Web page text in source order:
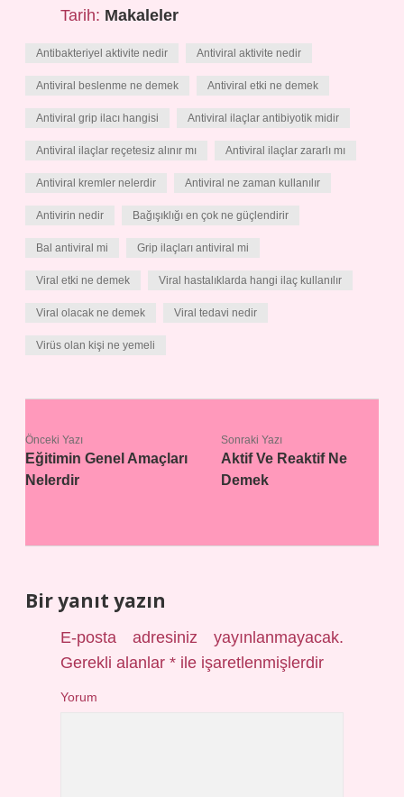
Tarih: Makaleler
Antibakteriyel aktivite nedir Antiviral aktivite nedir
Antiviral beslenme ne demek Antiviral etki ne demek
Antiviral grip ilacı hangisi Antiviral ilaçlar antibiyotik midir
Antiviral ilaçlar reçetesiz alınır mı Antiviral ilaçlar zararlı mı
Antiviral kremler nelerdir Antiviral ne zaman kullanılır
Antivirin nedir Bağışıklığı en çok ne güçlendirir
Bal antiviral mi Grip ilaçları antiviral mi
Viral etki ne demek Viral hastalıklarda hangi ilaç kullanılır
Viral olacak ne demek Viral tedavi nedir
Virüs olan kişi ne yemeli
Önceki Yazı
Eğitimin Genel Amaçları
Nelerdir
Sonraki Yazı
Aktif Ve Reaktif Ne
Demek
Bir yanıt yazın
E-posta adresiniz yayınlanmayacak.
Gerekli alanlar* ile işaretlenmişlerdir
Yorum